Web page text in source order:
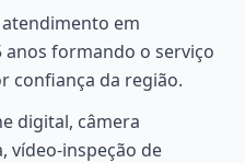
em
anos formando o serviço
confiança da região.
digital, câmera
vídeo-inspeção de